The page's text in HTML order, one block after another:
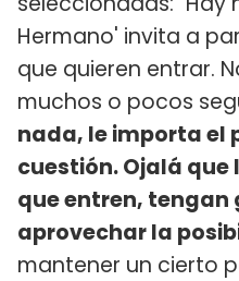
Hermano' invita a
que quieren entrar.
muchos o pocos
nada, le importa el
cuestión. Ojalá que
que entren, tengan
aprovechar la
mantener un cierto